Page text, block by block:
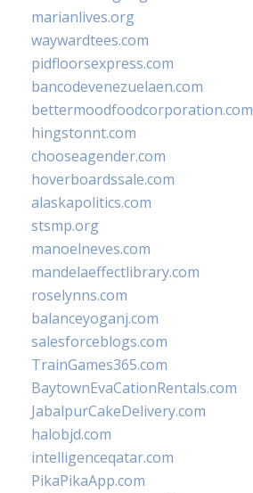
marianlives.org
waywardtees.com
pidfloorsexpress.com
bancodevenezuelaen.com
bettermoodfoodcorporation.com
hingstonnt.com
chooseagender.com
hoverboardssale.com
alaskapolitics.com
stsmp.org
manoelneves.com
mandelaeffectlibrary.com
roselynns.com
balanceyoganj.com
salesforceblogs.com
TrainGames365.com
BaytownEvaCationRentals.com
JabalpurCakeDelivery.com
halobjd.com
intelligenceqatar.com
PikaPikaApp.com